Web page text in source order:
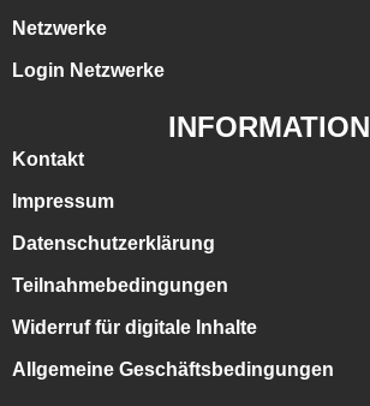
Netzwerke
Login Netzwerke
INFORMATION
Kontakt
Impressum
Datenschutzerklärung
Teilnahmebedingungen
Widerruf für digitale Inhalte
Allgemeine Geschäftsbedingungen